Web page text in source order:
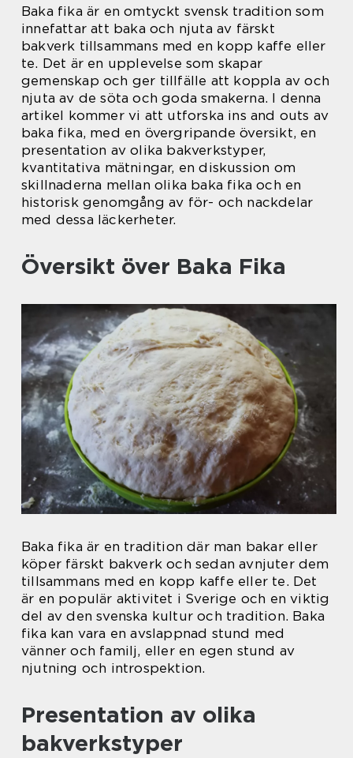
Baka fika är en omtyckt svensk tradition som
innefattar att baka och njuta av färskt
bakverk tillsammans med en kopp kaffe eller
te. Det är en upplevelse som skapar
gemenskap och ger tillfälle att koppla av och
njuta av de söta och goda smakerna. I denna
artikel kommer vi att utforska ins and outs av
baka fika, med en övergripande översikt, en
presentation av olika bakverkstyper,
kvantitativa mätningar, en diskussion om
skillnaderna mellan olika baka fika och en
historisk genomgång av för- och nackdelar
med dessa läckerheter.
Översikt över Baka Fika
Baka fika är en tradition där man bakar eller
köper färskt bakverk och sedan avnjuter dem
tillsammans med en kopp kaffe eller te. Det
är en populär aktivitet i Sverige och en viktig
del av den svenska kultur och tradition. Baka
fika kan vara en avslappnad stund med
vänner och familj, eller en egen stund av
njutning och introspektion.
Presentation av olika
bakverkstyper